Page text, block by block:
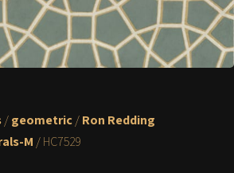
/geometric/Ron Redding
M / HC7529